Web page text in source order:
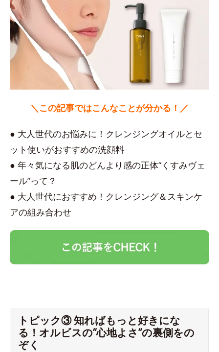
＼この記事ではこんなことが分かる！／
● 大人世代のお悩みに！クレンジングオイルとセ
ット使いがおすすめの洗顔料
● 年々気になる肌のどんより感の正体“くすみヴェ
ール”って？
● 大人世代におすすめ！クレンジング＆スキンケ
アの組み合わせ
トピック③ 知ればもっと好きにな
る！オルビスの“心地よさ”の裏側をの
ぞく